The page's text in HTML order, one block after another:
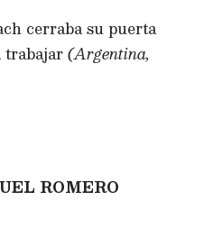
cerraba su puerta
trabajar(Argentina,
ROMERO